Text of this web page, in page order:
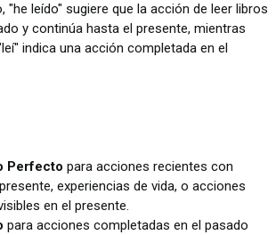
"he leído" sugiere que la acción de leer libros
y continúa hasta el presente, mientras
indica una acción completada en el
Perfecto para acciones recientes con
experiencias de vida, o acciones
en el presente.
para acciones completadas en el pasado